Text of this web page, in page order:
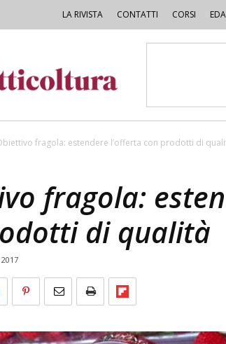
LA RIVISTA CONTATTI CORSI
fragola: estendere l’offerta con prodotti di
fragola:
di qualità